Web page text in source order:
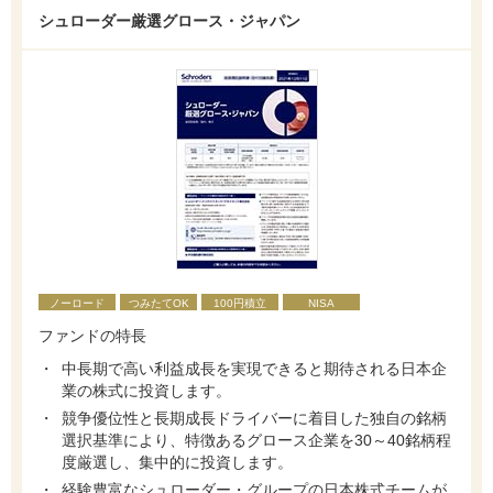
シュローダー厳選グロース・ジャパン
ノーロード つみたてOK 100円積立 NISA
ファンドの特長
中長期で高い利益成長を実現できると期待される日本企
業の株式に投資します。
競争優位性と長期成長ドライバーに着目した独自の銘柄
選択基準により、特徴あるグロース企業を30～40銘柄程
度厳選し、集中的に投資します。